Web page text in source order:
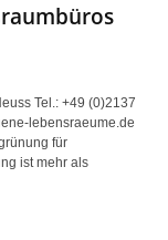
Tel.: +49 (0)2137
lebensraeume.de
für
ist mehr als